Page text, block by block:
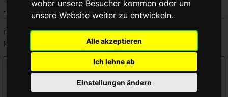
woher unsere Besucher kommen oder um
unsere Website weiter zu entwickeln.
Alle akzeptieren
Ich lehne ab
Einstellungen ändern
„ Benutzer“ angehören.
Du kannst den Quelltext dieser Seite betrachten und
kopieren.